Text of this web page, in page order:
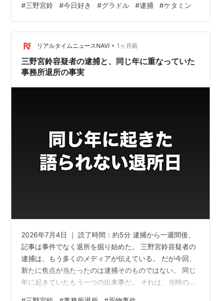
#三野宮鈴 #今日好き #グラドル #逮捕 #ケタミン
リアルタイムニュースNAVI • 1ヶ月前
三野宮鈴容疑者の逮捕と、同じ年に重なっていた
事務所退所の事実
2026年7月4日 ｜ 読了時間：約5分 逮捕から一週間後、
記事は事件でなく退所を掘り始めた。 三野宮鈴容疑者の
逮捕は、もう多くのメディアが伝えている。 だが今回、
新たに焦点が当たったのは逮捕そのものではない。 同じ
年に起きていたもう一つの出来事だ。 それは、当時の所